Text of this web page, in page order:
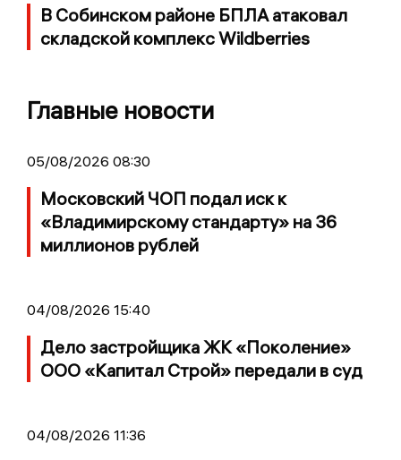
В Собинском районе БПЛА атаковал
складской комплекс Wildberries
Главные новости
05/08/2026 08:30
Московский ЧОП подал иск к
«Владимирскому стандарту» на 36
миллионов рублей
04/08/2026 15:40
Дело застройщика ЖК «Поколение»
ООО «Капитал Строй» передали в суд
04/08/2026 11:36